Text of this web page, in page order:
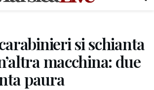
si schianta
macchina: due
paura